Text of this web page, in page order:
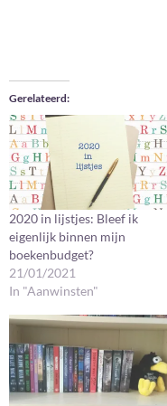
Gerelateerd
2020 in lijstjes: Bleef ik
eigenlijk binnen mijn
boekenbudget?
21/01/2021
In "Aanwinsten"